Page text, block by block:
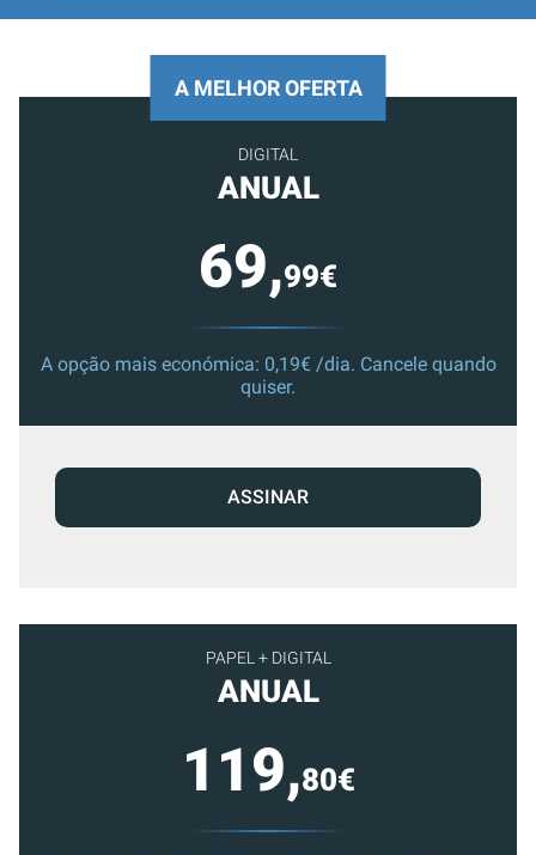
PAPEL + DIGITAL
ANUAL
119,80€
A MELHOR OFERTA
DIGITAL
ANUAL
69,99€
A opção mais económica: 0,19€ /dia. Cancele quando
quiser.
ASSINAR